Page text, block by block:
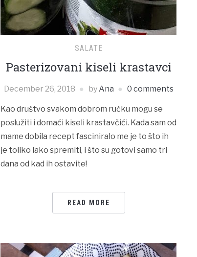
SALATE
Pasterizovani kiseli krastavci
December 26, 2018 byAna 0 comments
Kao društvo svakom dobrom ručku mogu se
poslužiti i domaći kiseli krastavčići. Kada sam od
mame dobila recept fasciniralo me je to što ih
je toliko lako spremiti, i što su gotovi samo tri
dana od kad ih ostavite!
READ MORE